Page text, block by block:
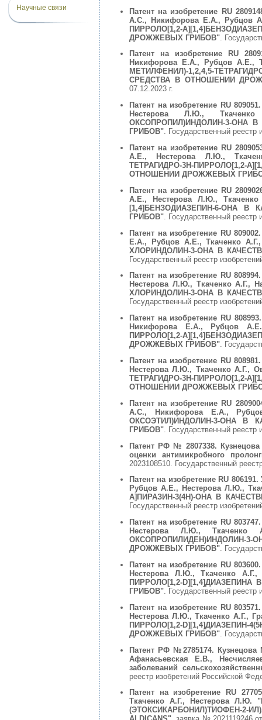
Научные связи
Патент на изобретение RU
А.С., Никифорова Е.А., Рубцов
ПИРРОЛО[1,2-
ДРОЖЖЕВЫХ ГРИБОВ" .
Патент на изобретение RU
Никифорова Е.А., Рубцов А.Е.,
МЕТИЛФЕНИЛ)-1,2,4,5-
СРЕДСТВА В ОТНОШЕНИИ
07.12.2023 г.
Патент на изобретение RU
Нестерова Л.Ю.,
ОКСОПРОПИЛ)ИНДОЛИН-3-ОНА
ГРИБОВ". Государственный реестр
Патент на изобретение RU
А.Е., Нестерова Л.Ю.,
ТЕТРАГИДРО-3H-
ОТНОШЕНИИ ДРОЖЖЕВЫХ
Патент на изобретение RU
А.Е., Нестерова Л.Ю.,
[1,4]БЕНЗОДИАЗЕПИН-6-ОНА
ГРИБОВ" . Государственный
Патент на изобретение RU
Е.А., Рубцов А.Е., Ткаченко
ХЛОРИНДОЛИН-3-ОНА В
Государственный реестр
Патент на изобретение RU
Нестерова Л.Ю., Ткаченко А.Г.,
ХЛОРИНДОЛИН-3-ОНА В
Государственный реестр
Патент на изобретение RU
Никифорова Е.А., Рубцов
ПИРРОЛО[1,2-
ДРОЖЖЕВЫХ ГРИБОВ".
Патент на изобретение RU
Нестерова Л.Ю., Ткаченко А.Г.,
ТЕТРАГИДРО-3H-
ОТНОШЕНИИ ДРОЖЖЕВЫХ
Патент на изобретение RU
А.С., Никифорова Е.А.,
ОКСОЭТИЛ)ИНДОЛИН-3-ОНА В
ГРИБОВ" . Государственный
Патент РФ № 2807338.
оценки антимикробного
2023108510. Государственный
Патент на изобретение RU
Рубцов А.Е., Нестерова Л.Ю.,
A]ПИРАЗИН-3(4H)-ОНА В
Государственный реестр
Патент на изобретение RU
Нестерова Л.Ю.,
ДРОЖЖЕВЫХ ГРИБОВ".
Патент на изобретение RU
Нестерова Л.Ю., Ткаченко
ПИРРОЛО[1,2-
ГРИБОВ" . Государственный
Патент на изобретение RU
Нестерова Л.Ю., Ткаченко А.Г.,
ПИРРОЛО[1,2-
ДРОЖЖЕВЫХ ГРИБОВ" .
Патент РФ №2785174.
Афанасьевская Е.В.,
заболеваний
реестр изобретений Российской
Патент на изобретение RU
Ткаченко А.Г., Нестерова
(ЭТОКСИКАРБОНИЛ)ТИОФЕН-2-